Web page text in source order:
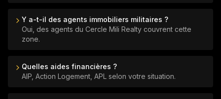
Y a-t-il des agents immobiliers militaires ?
Oui, des agents du Cercle Mili Realty couvrent cette
zone.
Quelles aides financières ?
AIP, Action Logement, APL selon votre situation.